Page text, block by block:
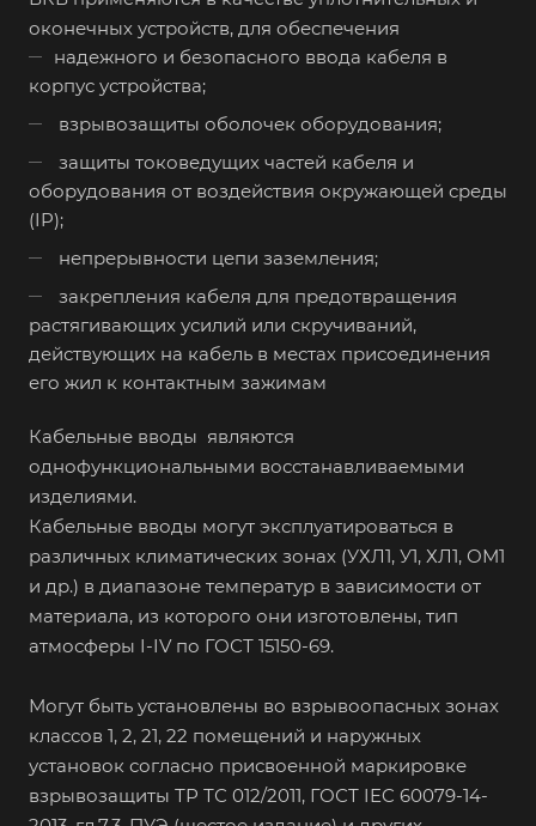
оконечных устройств, для обеспечения
надежного и безопасного ввода кабеля в
корпус устройства;
взрывозащиты оболочек оборудования;
защиты токоведущих частей кабеля и
оборудования от воздействия окружающей среды
(IP);
непрерывности цепи заземления;
закрепления кабеля для предотвращения
растягивающих усилий или скручиваний,
действующих на кабель в местах присоединения
его жил к контактным зажимам
Кабельные вводы являются
однофункциональными восстанавливаемыми
изделиями.
Кабельные вводы могут эксплуатироваться в
различных климатических зонах (УХЛ1, У1, ХЛ1, ОМ1
и др.) в диапазоне температур в зависимости от
материала, из которого они изготовлены, тип
атмосферы I-IV по ГОСТ 15150-69.
Могут быть установлены во взрывоопасных зонах
классов 1, 2, 21, 22 помещений и наружных
установок согласно присвоенной маркировке
взрывозащиты ТР ТС 012/2011, ГОСТ IEC 60079-14-